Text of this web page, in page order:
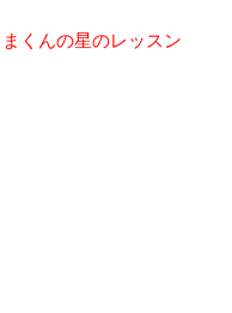
くんの星のレッスン